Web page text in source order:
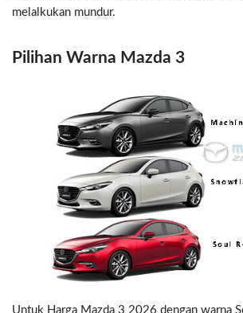
melalkukan mundur.
Pilihan Warna Mazda 3
Untuk Harga Mazda 3 2026 dengan warna